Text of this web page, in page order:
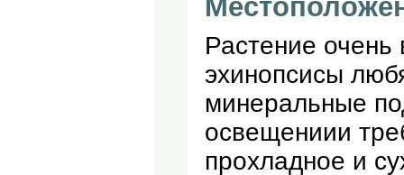
Растение
эхинопсисы
минеральные
освещениии
прохладное и